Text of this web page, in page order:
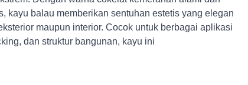
kayu balau memberikan sentuhan estetis yang elegan
maupun interior. Cocok untuk berbagai aplikasi
dan struktur bangunan, kayu ini